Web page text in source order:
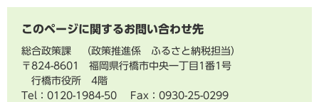
このページに関するお問い合わせ先
総合政策課
政策推進係 ふるさと納税担当
〒824-8601 福岡県行橋市中央一丁目1番1号
行橋市役所 4階
Tel：0120-1984-50
Fax：0930-25-0299